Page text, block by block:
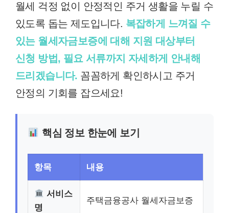
월세 걱정 없이 안정적인 주거 생활을 누릴 수
있도록 돕는 제도입니다. 복잡하게 느껴질 수
있는 월세자금보증에 대해 지원 대상부터
신청 방법, 필요 서류까지 자세하게 안내해
드리겠습니다. 꼼꼼하게 확인하시고 주거
안정의 기회를 잡으세요!
핵심 정보 한눈에 보기
항목 내용
서비스
명
주택금융공사 월세자금보증